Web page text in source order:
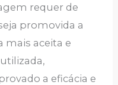
requer de
promovida a
mais aceita e
a eficácia e